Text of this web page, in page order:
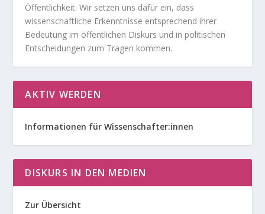
Öffentlichkeit. Wir setzen uns dafür ein, dass
wissenschaftliche Erkenntnisse entsprechend ihrer
Bedeutung im öffentlichen Diskurs und in politischen
Entscheidungen zum Tragen kommen.
AKTIV WERDEN
Informationen für Wissenschafter:innen
DISKURS IN DEN MEDIEN
Zur Übersicht